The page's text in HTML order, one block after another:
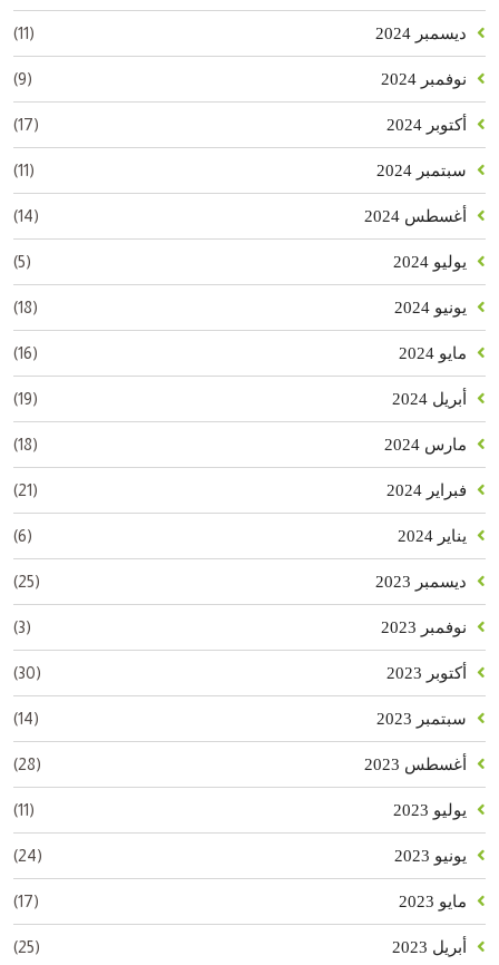
ديسمبر 2024 (11)
نوفمبر 2024 (9)
أكتوبر 2024 (17)
سبتمبر 2024 (11)
أغسطس 2024 (14)
يوليو 2024 (5)
يونيو 2024 (18)
مايو 2024 (16)
أبريل 2024 (19)
مارس 2024 (18)
فبراير 2024 (21)
يناير 2024 (6)
ديسمبر 2023 (25)
نوفمبر 2023 (3)
أكتوبر 2023 (30)
سبتمبر 2023 (14)
أغسطس 2023 (28)
يوليو 2023 (11)
يونيو 2023 (24)
مايو 2023 (17)
أبريل 2023 (25)